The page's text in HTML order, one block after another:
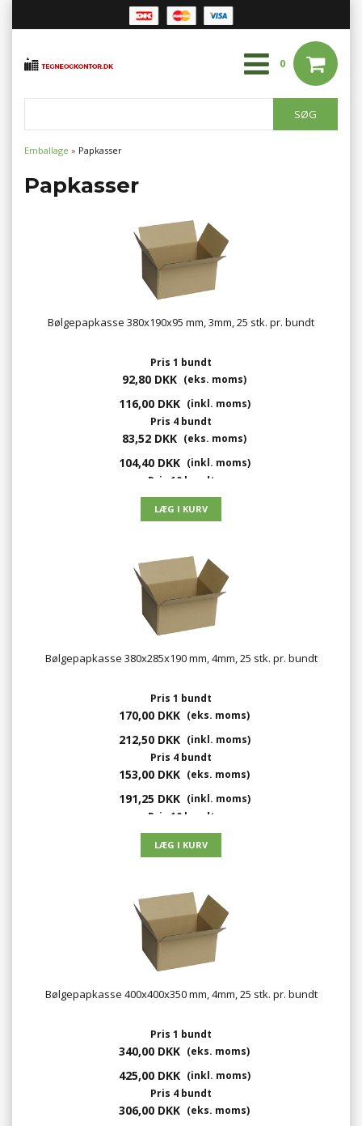
0
Emballage » Papkasser
Papkasser
Bølgepapkasse 380x190x95 mm, 3mm, 25 stk. pr. bundt
Pris 1 bundt
92,80 DKK (eks. moms)
116,00 DKK (inkl. moms)
Pris 4 bundt
83,52 DKK (eks. moms)
104,40 DKK (inkl. moms)
Pris 10 bundt
74,24 DKK (eks. moms)
92,80 DKK (inkl. moms)
Bølgepapkasse 380x285x190 mm, 4mm, 25 stk. pr. bundt
Pris 1 bundt
170,00 DKK (eks. moms)
212,50 DKK (inkl. moms)
Pris 4 bundt
153,00 DKK (eks. moms)
191,25 DKK (inkl. moms)
Pris 10 bundt
136,00 DKK (eks. moms)
170,00 DKK (inkl. moms)
Bølgepapkasse 400x400x350 mm, 4mm, 25 stk. pr. bundt
Pris 1 bundt
340,00 DKK (eks. moms)
425,00 DKK (inkl. moms)
Pris 4 bundt
306,00 DKK (eks. moms)